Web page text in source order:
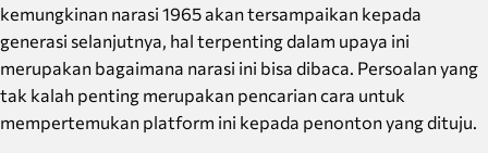
kemungkinan narasi 1965 akan tersampaikan kepada
generasi selanjutnya, hal terpenting dalam upaya ini
merupakan bagaimana narasi ini bisa dibaca. Persoalan yang
tak kalah penting merupakan pencarian cara untuk
mempertemukan platform ini kepada penonton yang dituju.